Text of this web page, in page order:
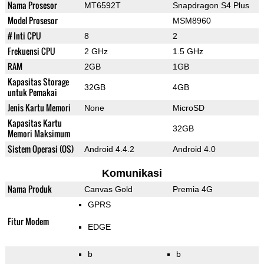
Nama Prosesor MT6592T Snapdragon S4 Plus
Model Prosesor MSM8960
# Inti CPU 8 2
Frekuensi CPU 2 GHz 1.5 GHz
RAM 2GB 1GB
Kapasitas Storage
untuk Pemakai
32GB 4GB
Jenis Kartu Memori None MicroSD
Kapasitas Kartu
Memori Maksimum
32GB
Sistem Operasi (OS) Android 4.4.2 Android 4.0
Komunikasi
Nama Produk Canvas Gold Premia 4G
Fitur Modem
GPRS
EDGE
b b